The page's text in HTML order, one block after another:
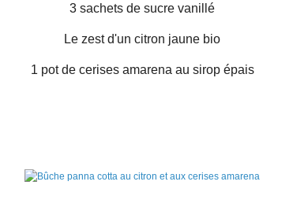
3 sachets de sucre vanillé
Le zest d'un citron jaune bio
1 pot de cerises amarena au sirop épais